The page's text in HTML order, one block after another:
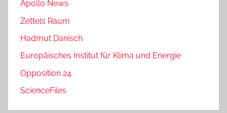
Apollo News
Zettels Raum
Hadmut Danisch
Europäisches Institut für Klima und Energie
Opposition 24
ScienceFiles